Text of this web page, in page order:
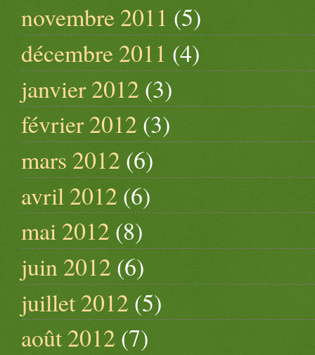
novembre 2011 (5)
décembre 2011 (4)
janvier 2012 (3)
février 2012 (3)
mars 2012 (6)
avril 2012 (6)
mai 2012 (8)
juin 2012 (6)
juillet 2012 (5)
août 2012 (7)